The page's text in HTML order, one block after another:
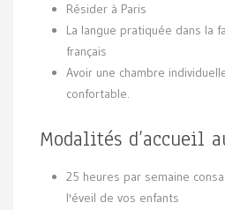
Résider à Paris
La langue pratiquée dans la
français
Avoir une chambre
confortable.
Modalités d’accueil
25 heures par semaine
l'éveil de vos enfants